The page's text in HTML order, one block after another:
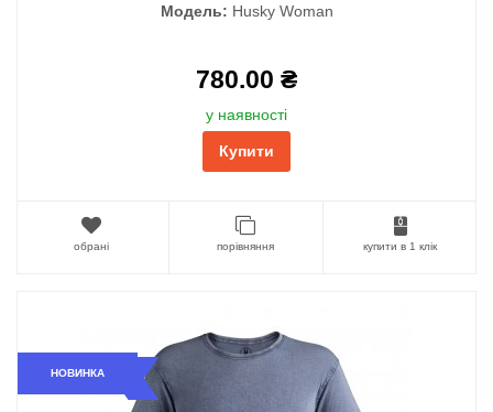
Модель: Husky Woman
780.00 ₴
у наявності
Купити
обрані порівняння купити в 1 клік
НОВИНКА